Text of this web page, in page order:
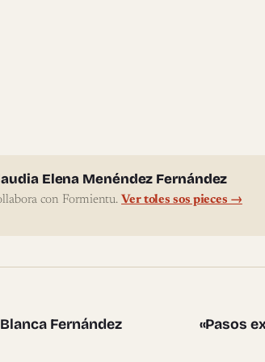
Elena Menéndez Fernández
con Formientu. Ver toles sos pieces →
pieces
Fernández
«Pasos